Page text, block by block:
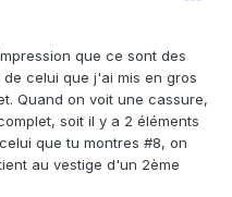
que ce sont des
celui que j'ai mis en gros
Quand on voit une cassure,
soit il y a 2 éléments
que tu montres #8, on
au vestige d'un 2ème